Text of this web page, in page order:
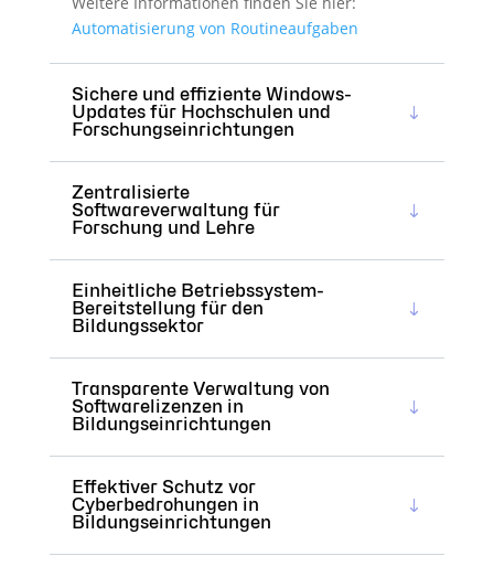
Automatisierung von Routineaufgaben
Sichere und effiziente Windows-
Updates für Hochschulen und
Forschungseinrichtungen
Zentralisierte
Softwareverwaltung für
Forschung und Lehre
Einheitliche Betriebssystem-
Bereitstellung für den
Bildungssektor
Transparente Verwaltung von
Softwarelizenzen in
Bildungseinrichtungen
Effektiver Schutz vor
Cyberbedrohungen in
Bildungseinrichtungen